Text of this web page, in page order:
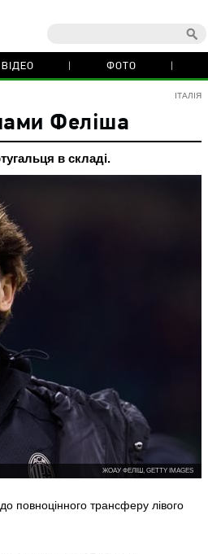
ВІДЕО ФОТО
ІТАЛІЯ
Феліша
в складі.
ЖОАУ ФЕЛІШ, GETTY IMAGES
повноцінного трансферу лівого